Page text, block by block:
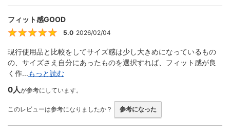
フィット感GOOD
5
5.0 2026/02/04
現行使用品と比較をしてサイズ感は少し大きめになっているもの
の、サイズさえ自分にあったものを選択すれば、フィット感が良
く作...もっと読む
0人が参考にしています。
このレビューは参考になりましたか？ 参考になった